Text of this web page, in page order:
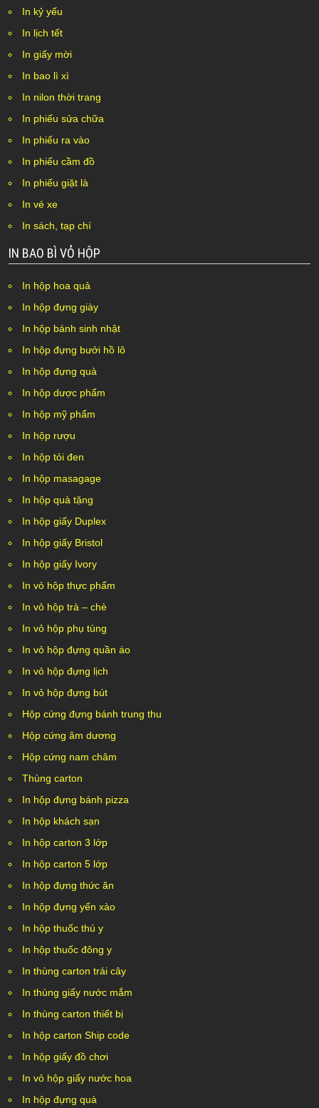
In kỷ yếu
In lịch tết
In giấy mời
In bao lì xì
In nilon thời trang
In phiếu sửa chữa
In phiếu ra vào
In phiếu cầm đồ
In phiếu giặt là
In vé xe
In sách, tạp chí
IN BAO BÌ VỎ HỘP
In hộp hoa quả
In hộp đựng giày
In hộp bánh sinh nhật
In hộp đựng bưởi hồ lô
In hộp đựng quà
In hộp dược phẩm
In hộp mỹ phẩm
In hộp rượu
In hộp tỏi đen
In hộp masagage
In hộp quà tặng
In hộp giấy Duplex
In hộp giấy Bristol
In hộp giấy Ivory
In vỏ hộp thực phẩm
In vỏ hộp trà – chè
In vỏ hộp phụ tùng
In vỏ hộp đựng quần áo
In vỏ hộp đựng lịch
In vỏ hộp đựng bút
Hộp cứng đựng bánh trung thu
Hộp cứng âm dương
Hộp cứng nam châm
Thùng carton
In hộp đựng bánh pizza
In hộp khách sạn
In hộp carton 3 lớp
In hộp carton 5 lớp
In hộp đựng thức ăn
In hộp đựng yến xào
In hộp thuốc thú y
In hộp thuốc đông y
In thùng carton trái cây
In thùng giấy nước mắm
In thùng carton thiết bị
In hộp carton Ship code
In hộp giấy đồ chơi
In vỏ hộp giấy nước hoa
In hộp đựng quà